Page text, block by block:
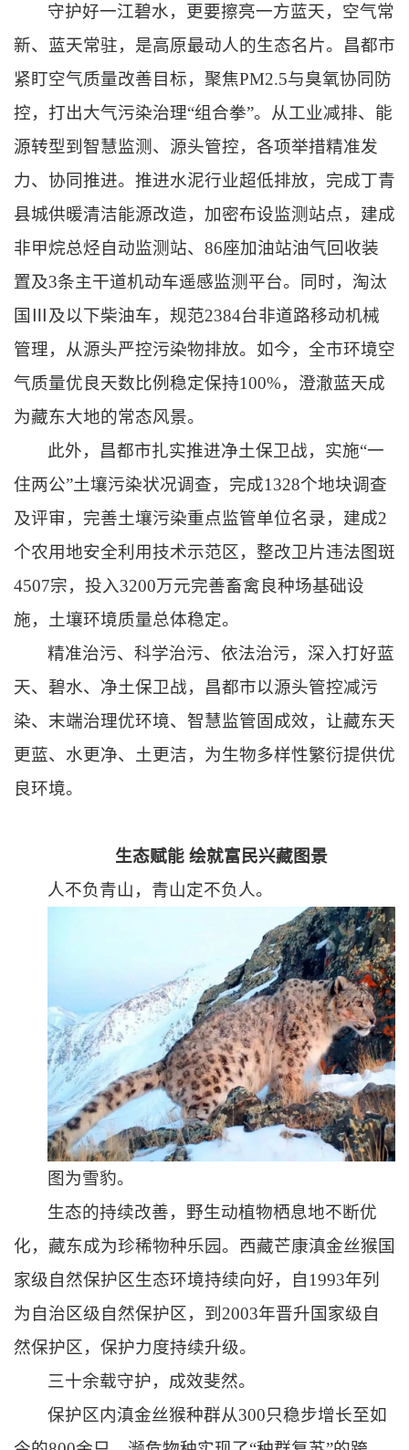
守护好一江碧水，更要擦亮一方蓝天，空气常
新、蓝天常驻，是高原最动人的生态名片。昌都市
紧盯空气质量改善目标，聚焦PM2.5与臭氧协同防
控，打出大气污染治理“组合拳”。从工业减排、能
源转型到智慧监测、源头管控，各项举措精准发
力、协同推进。推进水泥行业超低排放，完成丁青
县城供暖清洁能源改造，加密布设监测站点，建成
非甲烷总烃自动监测站、86座加油站油气回收装
置及3条主干道机动车遥感监测平台。同时，淘汰
国Ⅲ及以下柴油车，规范2384台非道路移动机械
管理，从源头严控污染物排放。如今，全市环境空
气质量优良天数比例稳定保持100%，澄澈蓝天成
为藏东大地的常态风景。
此外，昌都市扎实推进净土保卫战，实施“一
住两公”土壤污染状况调查，完成1328个地块调查
及评审，完善土壤污染重点监管单位名录，建成2
个农用地安全利用技术示范区，整改卫片违法图斑
4507宗，投入3200万元完善畜禽良种场基础设
施，土壤环境质量总体稳定。
精准治污、科学治污、依法治污，深入打好蓝
天、碧水、净土保卫战，昌都市以源头管控减污
染、末端治理优环境、智慧监管固成效，让藏东天
更蓝、水更净、土更洁，为生物多样性繁衍提供优
良环境。
生态赋能 绘就富民兴藏图景
人不负青山，青山定不负人。
图为雪豹。
生态的持续改善，野生动植物栖息地不断优
化，藏东成为珍稀物种乐园。西藏芒康滇金丝猴国
家级自然保护区生态环境持续向好，自1993年列
为自治区级自然保护区，到2003年晋升国家级自
然保护区，保护力度持续升级。
三十余载守护，成效斐然。
保护区内滇金丝猴种群从300只稳步增长至如